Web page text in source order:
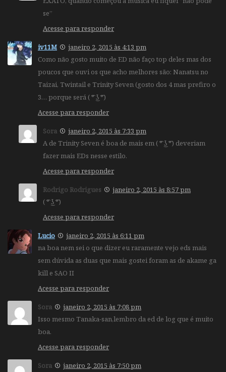
se”
Acesse para responder
iv11M
janeiro 2, 2015 às 4:13 pm
Como não gosto muito de ED não faço top deles mas dos
poucos que ouvi os que acho melhores são: Nanatsu no
Taizai, Twintail e Trinity Seven (gosto dos 4 mas prefiro o
3… porque será ( ͡° ͜ʖ ͡°)
Acesse para responder
Sora
janeiro 2, 2015 às 7:33 pm
A de Trinity Seven é boa de mais em ( ͡° ͜ʖ ͡°) deveriam
fazer mais EDs nesse estilo.
Acesse para responder
Rodrigo Rodrigues
janeiro 2, 2015 às 8:57 pm
( ͡° ͜ʖ ͡°)
Acesse para responder
Lucio
janeiro 2, 2015 às 6:11 pm
na boa nem sei o que dizer eu raramente vejo eds mais
sem dúvida as duas que mais gostei foram as de akame ga
kill e SAO II
Acesse para responder
Sora
janeiro 2, 2015 às 7:08 pm
Isso mesmo Tanaka-san,lembro da ed de log que é muito
boa.
Acesse para responder
Sora
janeiro 2, 2015 às 7:50 pm